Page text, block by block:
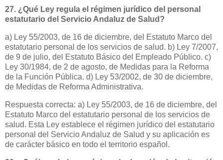
27. ¿Qué Ley regula el régimen jurídico del personal
estatutario del Servicio Andaluz de Salud?
a) Ley 55/2003, de 16 de diciembre, del Estatuto Marco del
estatutario personal de los servicios de salud. b) Ley 7/2007,
de 9 de julio, del Estatuto Básico del Empleado Público. c)
Ley 30/1984, de 2 de agosto, de Medidas para la Reforma
de la Función Pública. d) Ley 53/2002, de 30 de diciembre,
de Medidas de Reforma Administrativa.
Respuesta correcta: a) Ley 55/2003, de 16 de diciembre, del
Estatuto Marco del estatutario personal de los servicios de
salud. Esta Ley establece el régimen jurídico del estatutario
personal del Servicio Andaluz de Salud y su aplicación es
de carácter básico en todo el territorio español.